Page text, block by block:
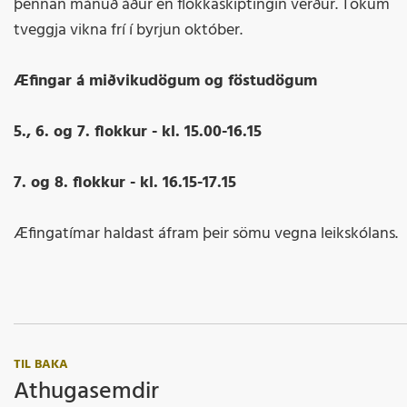
tveggja vikna frí í byrjun október.
Æfingar á miðvikudögum og föstudögum
5., 6. og 7. flokkur - kl. 15.00-16.15
7. og 8. flokkur - kl. 16.15-17.15
Æfingatímar haldast áfram þeir sömu vegna leikskólans.
TIL BAKA
Athugasemdir